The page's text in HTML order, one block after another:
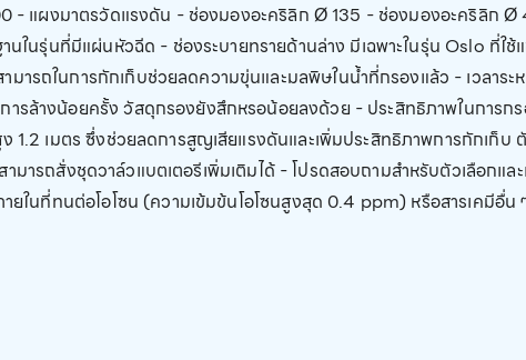
- แผงมาตรวัดแรงดัน - ช่องมองอะคริลิก Ø 135 - ช่องมองอะคริลิ
ในรุ่นที่มีแผ่นหัวฉีด - ช่องระบายทรายด้านล่าง มีเฉพาะในรุ่น Oslo ที่ใ
ารถในการกักเก็บช่วยลดความขุ่นและมลพิษในน้ำที่กรองแล้ว - เวลาร
ารล้างน้อยครั้ง วัสดุกรองยังสึกหรอน้อยลงด้วย - ประสิทธิภาพในการ
1.2 เมตร ซึ่งช่วยลดการสูญเสียแรงดันและเพิ่มประสิทธิภาพการกักเก็
ารถสั่งชุดวาล์วแบตเตอรีเพิ่มเติมได้ - โปรดสอบถามสำหรับตัวเลือกแ
ายในที่ทนต่อโอโซน (ความเข้มข้นโอโซนสูงสุด 0.4 ppm) หรือสารเคมีอื่